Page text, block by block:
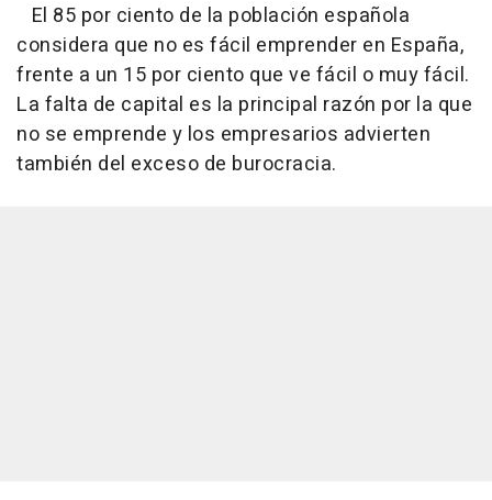
El 85 por ciento de la población española
considera que no es fácil emprender en España,
frente a un 15 por ciento que ve fácil o muy fácil.
La falta de capital es la principal razón por la que
no se emprende y los empresarios advierten
también del exceso de burocracia.